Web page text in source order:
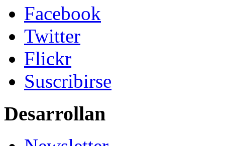
Facebook
Twitter
Flickr
Suscribirse
Desarrollan